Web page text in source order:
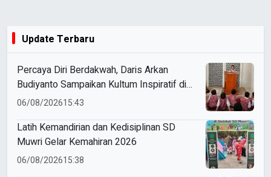
Update Terbaru
Percaya Diri Berdakwah, Daris Arkan
Budiyanto Sampaikan Kultum Inspiratif di
Masjid Baiturrahman
06/08/202615:43
Latih Kemandirian dan Kedisiplinan SD
Muwri Gelar Kemahiran 2026
06/08/202615:38